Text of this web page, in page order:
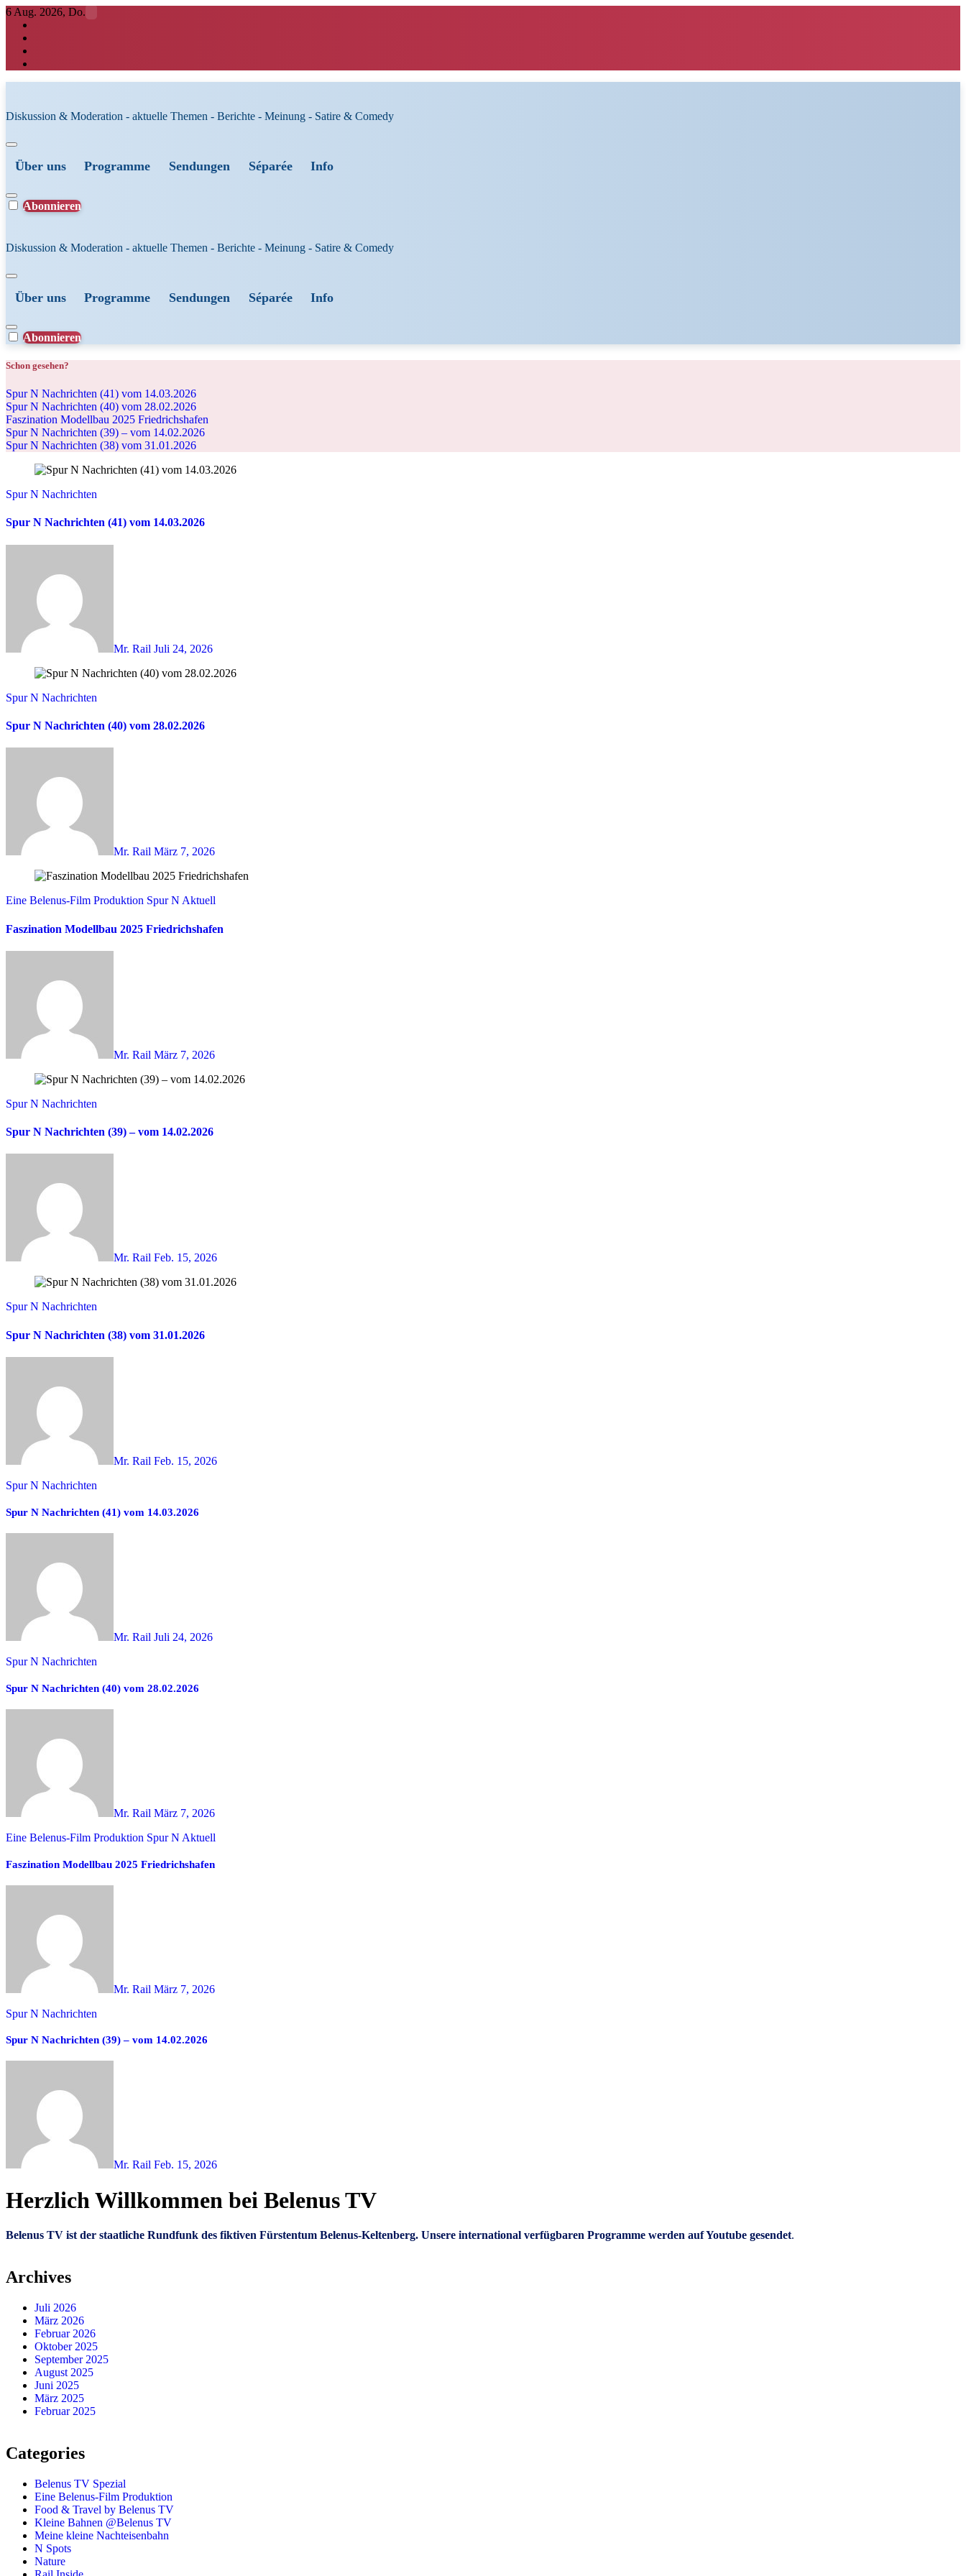
Zum
Inhalt
springen
6 Aug. 2026, Do.
Diskussion & Moderation - aktuelle Themen - Berichte - Meinung - Satire & Comedy
Über uns Programme Sendungen Séparée Info
Abonnieren
Diskussion & Moderation - aktuelle Themen - Berichte - Meinung - Satire & Comedy
Über uns Programme Sendungen Séparée Info
Abonnieren
Schon gesehen?
Spur N Nachrichten (41) vom 14.03.2026
Spur N Nachrichten (40) vom 28.02.2026
Faszination Modellbau 2025 Friedrichshafen
Spur N Nachrichten (39) – vom 14.02.2026
Spur N Nachrichten (38) vom 31.01.2026
Spur N Nachrichten
Spur N Nachrichten (41) vom 14.03.2026
Mr. Rail Juli 24, 2026
Spur N Nachrichten
Spur N Nachrichten (40) vom 28.02.2026
Mr. Rail März 7, 2026
Eine Belenus-Film Produktion Spur N Aktuell
Faszination Modellbau 2025 Friedrichshafen
Mr. Rail März 7, 2026
Spur N Nachrichten
Spur N Nachrichten (39) – vom 14.02.2026
Mr. Rail Feb. 15, 2026
Spur N Nachrichten
Spur N Nachrichten (38) vom 31.01.2026
Mr. Rail Feb. 15, 2026
Spur N Nachrichten
Spur N Nachrichten (41) vom 14.03.2026
Mr. Rail Juli 24, 2026
Spur N Nachrichten
Spur N Nachrichten (40) vom 28.02.2026
Mr. Rail März 7, 2026
Eine Belenus-Film Produktion Spur N Aktuell
Faszination Modellbau 2025 Friedrichshafen
Mr. Rail März 7, 2026
Spur N Nachrichten
Spur N Nachrichten (39) – vom 14.02.2026
Mr. Rail Feb. 15, 2026
Herzlich Willkommen bei Belenus TV
Belenus TV ist der staatliche Rundfunk des fiktiven Fürstentum Belenus-Keltenberg. Unsere international verfügbaren Programme werden auf Youtube gesendet.
Archives
Juli 2026
März 2026
Februar 2026
Oktober 2025
September 2025
August 2025
Juni 2025
März 2025
Februar 2025
Categories
Belenus TV Spezial
Eine Belenus-Film Produktion
Food & Travel by Belenus TV
Kleine Bahnen @Belenus TV
Meine kleine Nachteisenbahn
N Spots
Nature